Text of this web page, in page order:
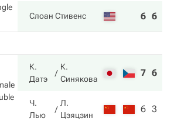
Слоан Стивенс 6 6
К.
Датэ
К.
Синякова
7 6
Ч.
Лью
Л.
Цзяцзин
6 3